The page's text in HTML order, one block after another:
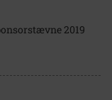
2019